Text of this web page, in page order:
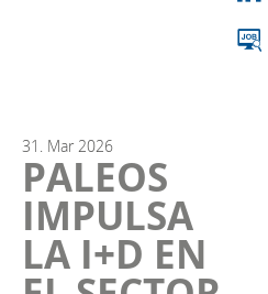
31. Mar 2026
PALEOS
IMPULSA
LA I+D EN